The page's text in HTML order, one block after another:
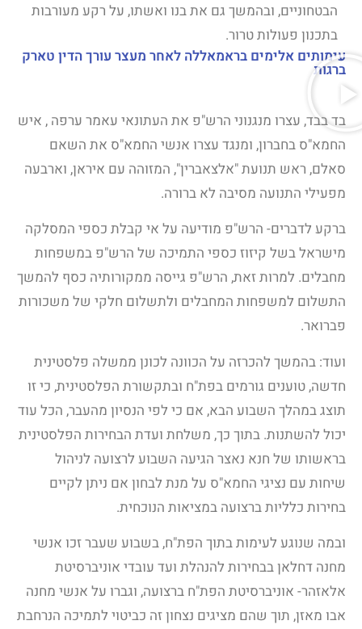
הבטחוניים, ובהמשך גם את בנו ואשתו, על רקע מעורבות
בתכנון פעולות טרור.
עימותים אלימים בראמאללה לאחר מעצר עורך הדין טארק
ברגות
בד בבד, עצרו מנגנוני הרש"פ את העתונאי עאמר ערפה , איש
החמא"ס בחברון, ומנגד עצרו אנשי החמא"ס את השאם
סאלם, ראש תנועת "אלצאברין", המזוהה עם איראן, וארבעה
מפעילי התנועה מסיבה לא ברורה.
ברקע לדברים- הרש"פ מודיעה על אי קבלת כספי המסלקה
מישראל בשל קיזוז כספי התמיכה של הרש"פ במשפחות
מחבלים. למרות זאת, הרש"פ גייסה ממקורותיה כסף להמשך
התשלום למשפחות המחבלים ולתשלום חלקי של משכורות
פברואר.
ועוד: בהמשך להכרזה על הכוונה לכונן ממשלה פלסטינית
חדשה, טוענים גורמים בפת"ח ובתקשורת הפלסטינית, כי זו
תוצג במהלך השבוע הבא, אם כי לפי הנסיון מהעבר, הכל עוד
יכול להשתנות. בתוך כך, משלחת ועדת הבחירות הפלסטינית
בראשותו של חנא נאצר הגיעה השבוע לרצועה לניהול
שיחות עם נציגי החמא"ס על מנת לבחון אם ניתן לקיים
בחירות כלליות ברצועה במציאות הנוכחית.
ובמה שנוגע לעימות בתוך הפת"ח, בשבוע שעבר זכו אנשי
מחנה דחלאן בבחירות להנהלת ועד עובדי אוניברסיטת
אלאזהר- אוניברסיטת הפת"ח ברצועה, וגברו על אנשי מחנה
אבו מאזן, תוך שהם מציגים נצחון זה כביטוי לתמיכה הנרחבת